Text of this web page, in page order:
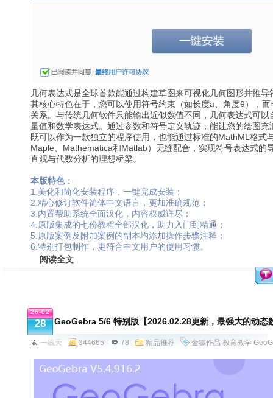
几何表达式是全球首款能通过构建草图来可视化几何图形并推
其核心特色在于，您可以使用符号约束（如长度a、角度θ），
关系。与传统几何软件只能输出近似数值不同，几何表达式可
量值和数学表达式。通过参数和符号定义轨迹，能让您的绘图
既可以作为一款独立的程序使用，也能通过标准的MathML格式
Maple、Mathematica和Matlab）无缝配合，实现符号表达式的
直观与代数分析的理想桥梁。
本版特色：
1.美化和简化安装程序，一键完成安装；
2.精心修订软件简体中文语言，更加准确规范；
3.内置帮助系统全面汉化，内容权威详尽；
4.原版集成的七份教程全部汉化，助力入门到精通；
5.原版案例及附加案例的副本均添加操作步骤注释；
6.特别打包制作，更符合中文用户的使用习惯。
阅读全文
26-02
28 GeoGebra 5/6 特别版【2026.02.28更新，最强大的动态
一线天 344665 78 精品推荐 金狐作品 教育教学